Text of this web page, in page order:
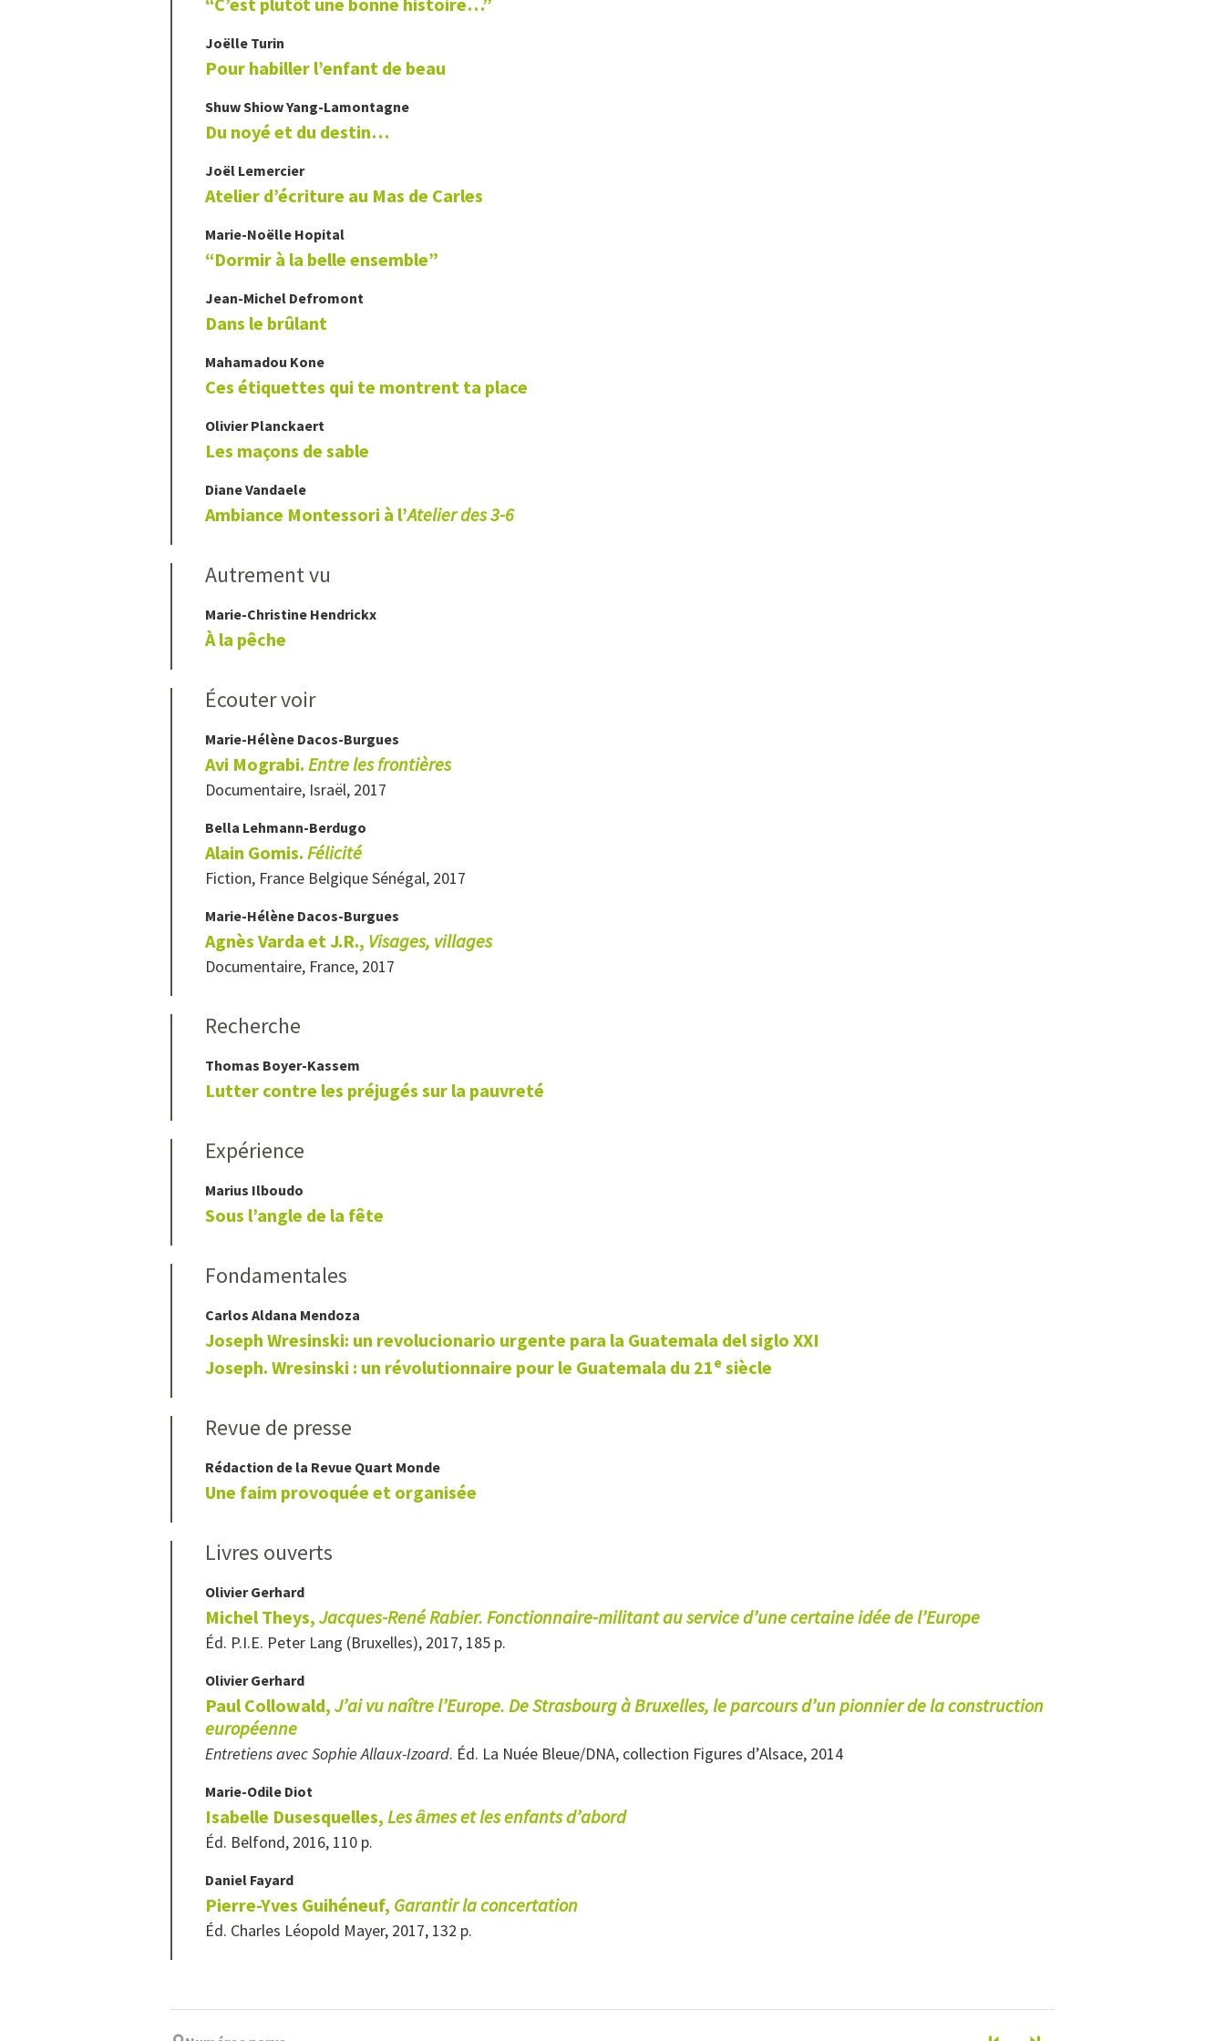
Joëlle Turin
Pour habiller l’enfant de beau
Shuw ShiowYang-Lamontagne
Du noyé et du destin…
Joël Lemercier
Atelier d’écriture au Mas de Carles
Marie-Noëlle Hopital
“Dormir à la belle ensemble”
Jean-Michel Defromont
Dans le brûlant
Mahamadou Kone
Ces étiquettes qui te montrent ta place
OlivierPlanckaert
Les maçons de sable
DianeVandaele
Ambiance Montessori à l’Atelier des 3-6
Autrement vu
Marie-Christine Hendrickx
À la pêche
Écouter voir
Marie-Hélène Dacos-Burgues
Avi Mograbi. Entre les frontières
Documentaire, Israël, 2017
Bella Lehmann-Berdugo
Alain Gomis. Félicité
Fiction, France Belgique Sénégal, 2017
Marie-Hélène Dacos-Burgues
Agnès Varda et J.R., Visages, villages
Documentaire, France, 2017
Recherche
Thomas Boyer-Kassem
Lutter contre les préjugés sur la pauvreté
Expérience
Marius Ilboudo
Sous l’angle de la fête
Fondamentales
Carlos Aldana Mendoza
Joseph Wresinski: un revolucionario urgente para la Guatemala del siglo XXI
Joseph. Wresinski : un révolutionnaire pour le Guatemala du 21e siècle
Revue de presse
Rédaction de la Revue Quart Monde
Une faim provoquée et organisée
Livres ouverts
OlivierGerhard
Michel Theys, Jacques-René Rabier. Fonctionnaire-militant au service d’une certaine idée de l’Europe
Éd. P.I.E. Peter Lang (Bruxelles), 2017, 185 p.
OlivierGerhard
Paul Collowald, J’ai vu naître l’Europe. De Strasbourg à Bruxelles, le parcours d’un pionnier de la construction
européenne
Entretiens avec Sophie Allaux-Izoard. Éd. La Nuée Bleue/DNA, collection Figures d’Alsace, 2014
Marie-Odile Diot
Isabelle Dusesquelles, Les ȃmes et les enfants d’abord
Éd. Belfond, 2016, 110 p.
Daniel Fayard
Pierre-Yves Guihéneuf, Garantir la concertation
Éd. Charles Léopold Mayer, 2017, 132 p.